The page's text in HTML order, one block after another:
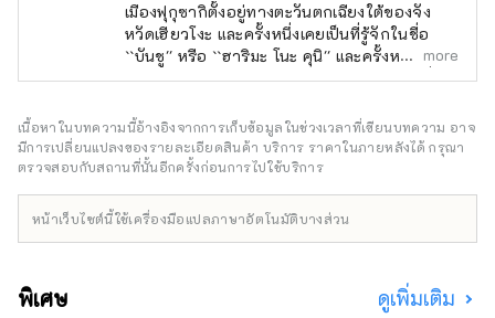
เมืองฟุกุซากิตั้งอยู่ทางตะวันตกเฉียงใต้ของจัง
หวัดเฮียวโงะ และครั้งหนึ่งเคยเป็นที่รู้จักในชื่อ
``บันชู'' หรือ ``ฮาริมะ โนะ คุนิ'' และครั้งหนึ่งเคย
เจริญรุ่งเรืองในฐานะศูนย์กลางการคมนาคมซึ่งมี
และเหนือและใต้มาตัดกัน ในวันที่ 3 พฤษภาคม
พ.ศ. 2499 หมู่บ้านทาวาระ หมู่บ้านยาชิกุสะ และ
เมืองฟุกุซากิในอดีตได้รวมเข้าด้วยกัน กลายเป็น
การคมนาคมขนส่งที่สำคัญ โดยมีเส้นทาง JR
more
เนื้อหาในบทความนี้อ้างอิงจากการเก็บข้อมูลในช่วงเวลาที่เขียนบทความ อาจ
มีการเปลี่ยนแปลงของรายละเอียดสินค้า บริการ ราคาในภายหลังได้ กรุณา
ตรวจสอบกับสถานที่นั้นอีกครั้งก่อนการไปใช้บริการ
หน้าเว็บไซต์นี้ใช้เครื่องมือแปลภาษาอัตโนมัติบางส่วน
พิเศษ ดูเพิ่มเติม